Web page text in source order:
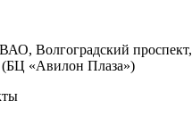
Волгоградский проспект,
(БЦ «Авилон Плаза»)